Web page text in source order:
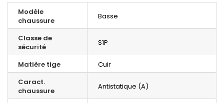
Modèle
chaussure
Basse
Classe de
sécurité
S1P
Matière tige
Cuir
Caract.
chaussure
Antistatique (A)